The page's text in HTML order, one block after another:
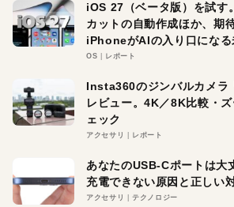
iOS 27（ベータ版）を試す
カットの自動作成ほか、期
iPhoneがAIの入り口になる
OS レポート
Insta360のジンバルカメ
レビュー。4K／8K比較・
ェック
アクセサリ レポート
あなたのUSB-Cポートは大
充電できない原因と正しい
アクセサリ テクノロジー